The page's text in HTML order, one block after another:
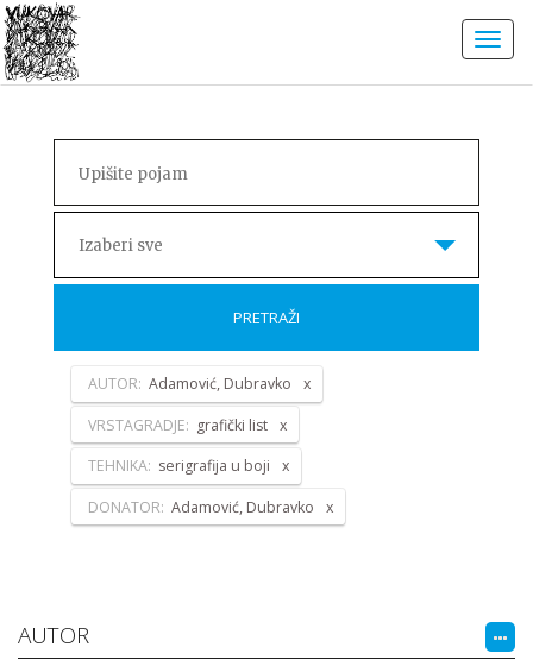
Izaberi sve
PRETRAŽI
AUTOR: Adamović, Dubravko
VRSTAGRADJE: grafički list
TEHNIKA: serigrafija u boji
DONATOR: Adamović, Dubravko
AUTOR